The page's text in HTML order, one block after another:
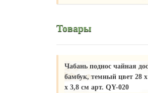
Товары
Чабань поднос чайная
бамбук, темный цвет 28
х 3,8 см арт. QY-020